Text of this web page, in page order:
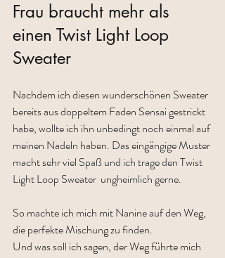
Frau braucht mehr als
einen Twist Light Loop
Sweater
Nachdem ich diesen wunderschönen Sweater
bereits aus doppeltem Faden Sensai gestrickt
habe, wollte ich ihn unbedingt noch einmal auf
meinen Nadeln haben. Das eingängige Muster
macht sehr viel Spaß und ich trage den Twist
Light Loop Sweater  ungheimlich gerne.
So machte ich mich mit Nanine auf den Weg,
die perfekte Mischung zu finden.
Und was soll ich sagen, der Weg führte mich